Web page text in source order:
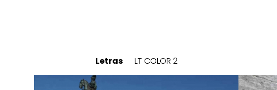
Letras LT COLOR 2